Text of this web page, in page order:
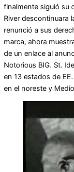
finalmente siguió su
River descontinuara
renunció a sus
marca, ahora
de un enlace al
Notorious BIG. St.
en 13 estados de
en el noreste y